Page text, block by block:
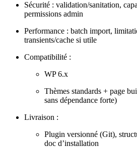
Sécurité : validation/sanitation,
permissions admin
Performance : batch import,
transients/cache si utile
Compatibilité :
WP 6.x
Thèmes standards + page
sans dépendance forte)
Livraison :
Plugin versionné (Git),
doc d’installation